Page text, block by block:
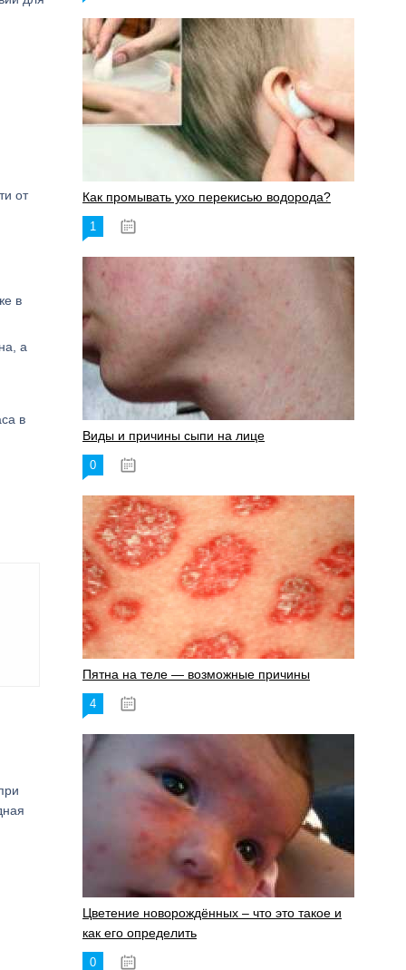
от
в
а
в
Как промывать ухо перекисью водорода?
1
Виды и причины сыпи на лице
0
Пятна на теле — возможные причины
4
Цветение новорождённых – что это такое и
как его определить
0